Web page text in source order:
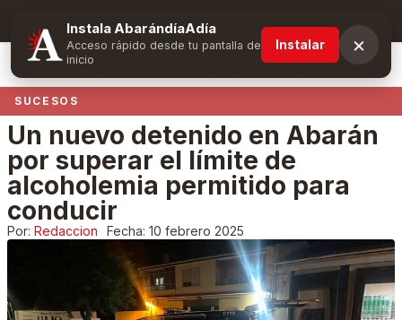
Suscríbete y obtén ventajas exclusivas
SUCESOS
Un nuevo detenido en Abarán
por superar el límite de
alcoholemia permitido para
conducir
Por: Redaccion Fecha: 10 febrero 2025
Instala AbarándíaAdía
Acceso rápido desde tu pantalla de
inicio
Instalar ×